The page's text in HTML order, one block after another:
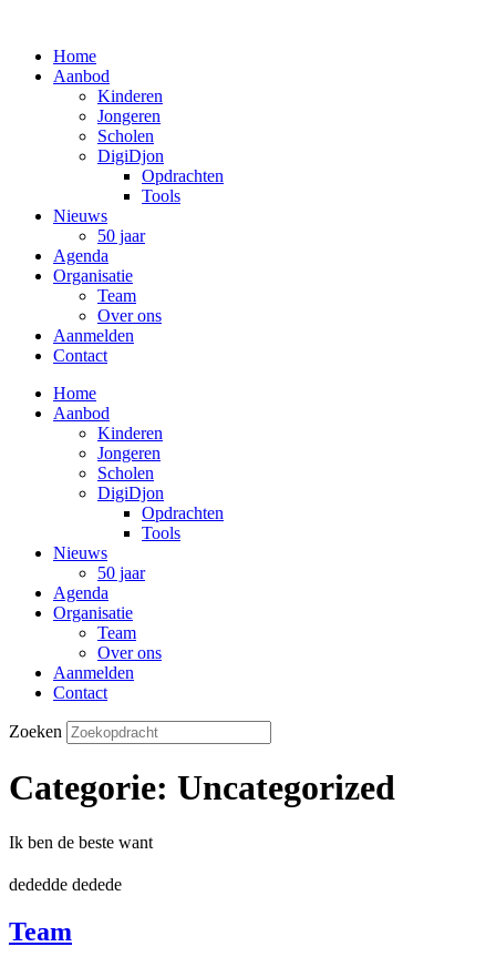
inhoud
Home
Aanbod
Kinderen
Jongeren
Scholen
DigiDjon
Opdrachten
Tools
Nieuws
50 jaar
Agenda
Organisatie
Team
Over ons
Aanmelden
Contact
Home
Aanbod
Kinderen
Jongeren
Scholen
DigiDjon
Opdrachten
Tools
Nieuws
50 jaar
Agenda
Organisatie
Team
Over ons
Aanmelden
Contact
Zoeken
Categorie: Uncategorized
Ik ben de beste want
dededde dedede
Team